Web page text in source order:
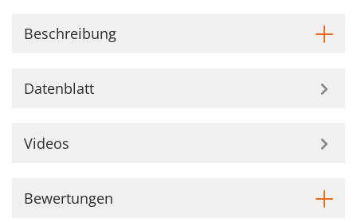
Beschreibung
Datenblatt
Videos
Bewertungen